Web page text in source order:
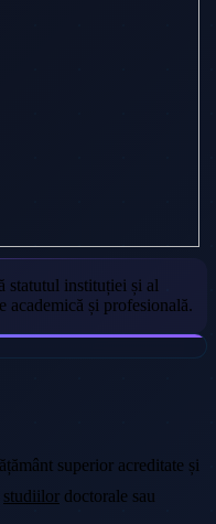
statutul instituției și al
și profesională.
superior acreditate și
studiilor doctorale sau